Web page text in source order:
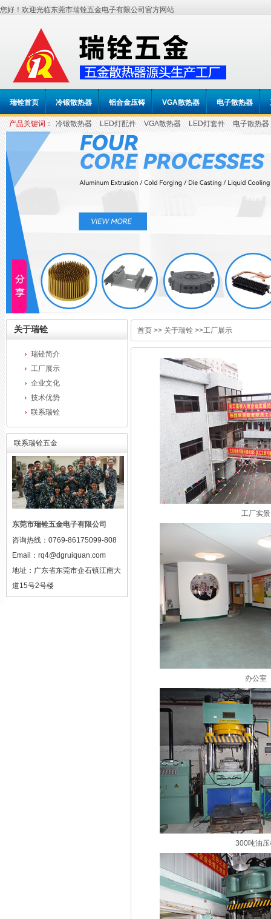
您好！欢迎光临东莞市瑞铨五金电子有限公司官方网站
瑞铨首页 冷锻散热器 铝合金压铸 VGA散热器 电子散热器
产品关键词： 冷锻散热器 LED灯配件 VGA散热器 LED灯套件
电子散热器
LED五金厂
关于瑞铨
瑞铨简介
工厂展示
企业文化
技术优势
联系瑞铨
联系瑞铨五金
东莞市瑞铨五金电子有限公司
咨询热线：0769-86175099-808
Email： rq4@dgruiquan.com
地址： 广东省东莞市企石镇江南大
道15号2号楼
首页 >> 关于瑞铨 >>工厂展示
工厂实景
办公室
300吨油压